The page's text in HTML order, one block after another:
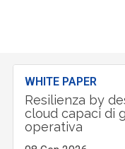
WHITE PAPER
Resilienza by
cloud capaci di
operativa